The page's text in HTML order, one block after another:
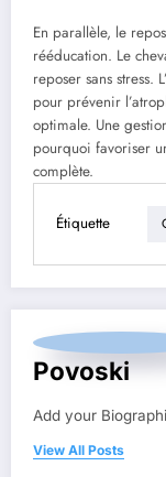
En parallèle, le
rééducation. Le
reposer sans
pour prévenir
optimale. Une
pourquoi favoriser
complète.
Étiquette
Povoski
Add your
View All Posts